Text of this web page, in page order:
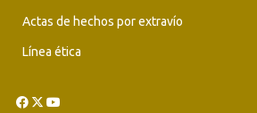
Actas de hechos por extravío
Línea ética